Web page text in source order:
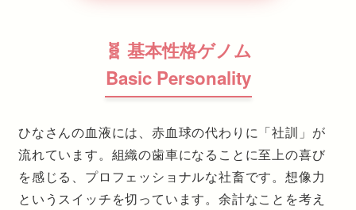
🧬 基本性格ゲノム
Basic Personality
ひなさんの血液には、赤血球の代わりに「社訓」が
流れています。組織の歯車になることに至上の喜び
を感じる、プロフェッショナルな社畜です。想像力
というスイッチを切っています。余計なことを考え